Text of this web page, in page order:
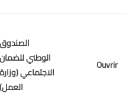
الصندوق
الوطني للضمان
الاجتماعي (وزارة
العمل)
Ouvrir